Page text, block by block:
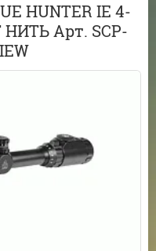
HUNTER IE 4-
НИТЬ Арт. SCP-